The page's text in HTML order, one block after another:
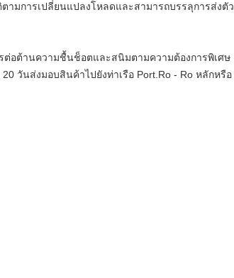
ามการเปลี่ยนแปลงโหลดและสามารถบรรลุการส่งตัว
ต่อต้านความชื้นช็อตและสนิมตามความต้องการพิเศษ
วันส่งมอบสินค้าไปยังท่าเรือ Port.Ro - Ro หลักหรือ